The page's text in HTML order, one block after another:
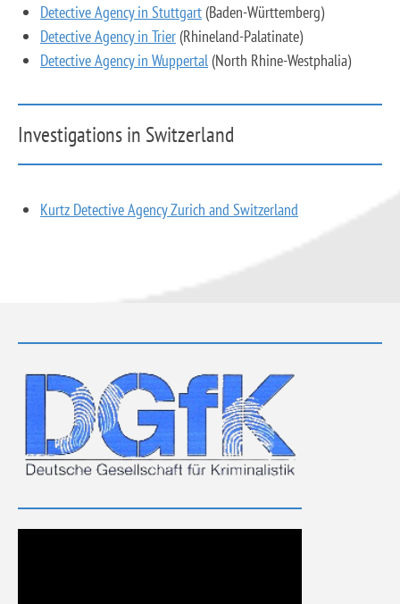
Detective Agency in Stuttgart(Baden-Württemberg)
Detective Agency in Trier(Rhineland-Palatinate)
Detective Agency in Wuppertal (North Rhine-Westphalia)
Investigations in Switzerland
Kurtz Detective Agency Zurich and Switzerland